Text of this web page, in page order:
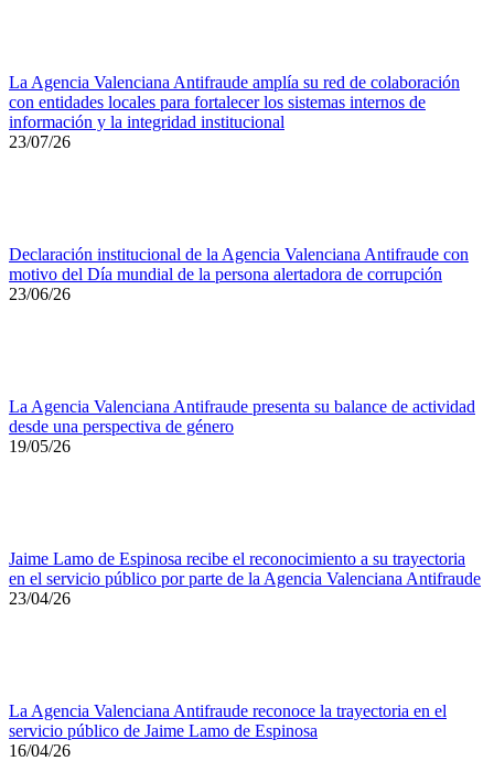
La Agencia Valenciana Antifraude amplía su red de colaboración
con entidades locales para fortalecer los sistemas internos de
información y la integridad institucional
23/07/26
Declaración institucional de la Agencia Valenciana Antifraude con
motivo del Día mundial de la persona alertadora de corrupción
23/06/26
La Agencia Valenciana Antifraude presenta su balance de actividad
desde una perspectiva de género
19/05/26
Jaime Lamo de Espinosa recibe el reconocimiento a su trayectoria
en el servicio público por parte de la Agencia Valenciana Antifraude
23/04/26
La Agencia Valenciana Antifraude reconoce la trayectoria en el
servicio público de Jaime Lamo de Espinosa
16/04/26